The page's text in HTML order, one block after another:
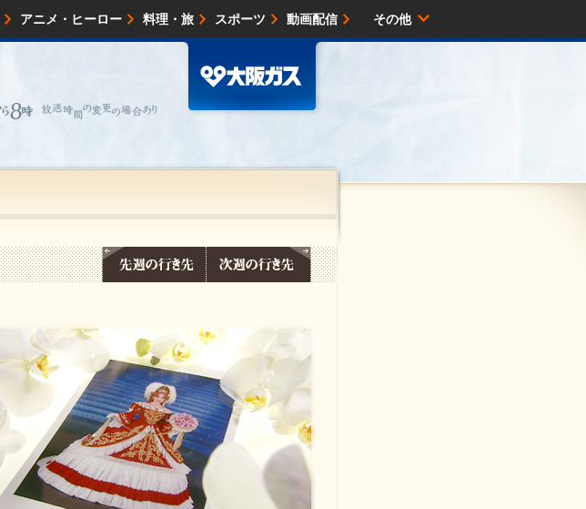
アニメ・ヒーロー 料理・旅 スポーツ 動画配信 その他